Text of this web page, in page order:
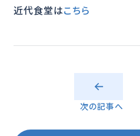
近代食堂はこちら
次の記事へ